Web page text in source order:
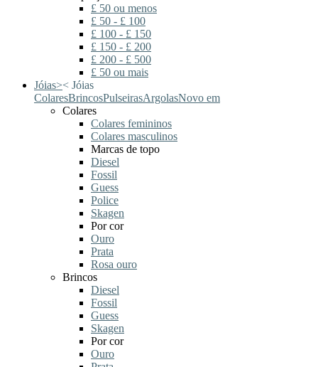
£ 50 ou menos
£ 50 - £ 100
£ 100 - £ 150
£ 150 - £ 200
£ 200 - £ 500
£ 50 ou mais
Jóias>< Jóias
ColaresBrincosPulseirasArgolasNovo em
Colares
Colares femininos
Colares masculinos
Marcas de topo
Diesel
Fossil
Guess
Police
Skagen
Por cor
Ouro
Prata
Rosa ouro
Brincos
Diesel
Fossil
Guess
Skagen
Por cor
Ouro